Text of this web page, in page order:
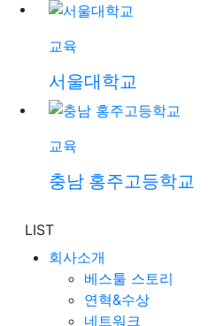
교육
서울대학교
교육
충남 홍주고등학교
LIST
회사소개
베스툴 스토리
연혁&수상
네트워크